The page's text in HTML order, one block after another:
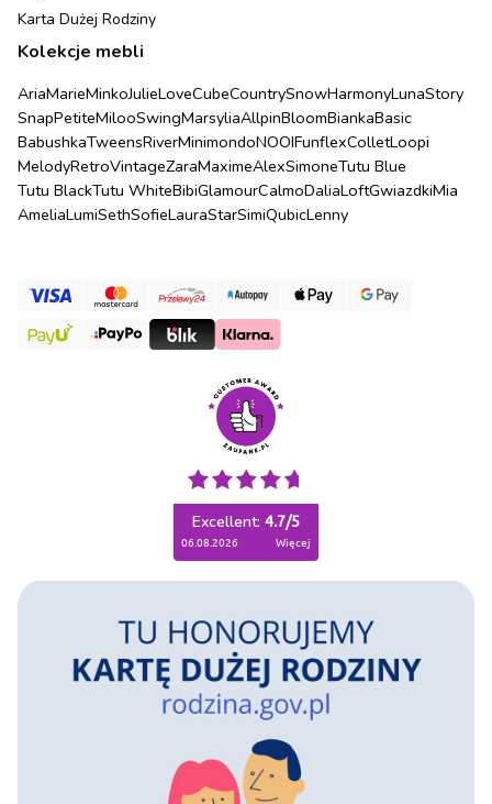
Karta Dużej Rodziny
Kolekcje mebli
AriaMarieMinkoJulieLoveCubeCountrySnowHarmonyLunaStory
SnapPetiteMilooSwingMarsyliaAllpinBloomBiankaBasic
BabushkaTweensRiverMinimondoNOOIFunflexColletLoopi
MelodyRetroVintageZaraMaximeAlexSimoneTutu Blue
Tutu BlackTutu WhiteBibiGlamourCalmoDaliaLoftGwiazdkiMia
AmeliaLumiSethSofieLauraStarSimiQubicLenny
Excellent: 4.7/5
06.08.2026 więcej